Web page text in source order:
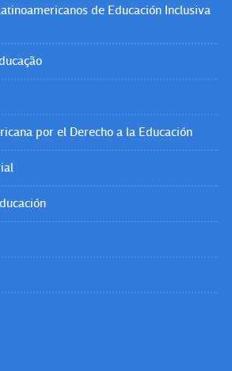
de Educación Inclusiva
por el Derecho a la Educación